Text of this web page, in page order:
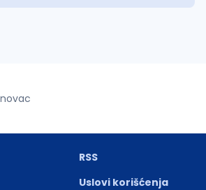
RSS
Uslovi korišćenja